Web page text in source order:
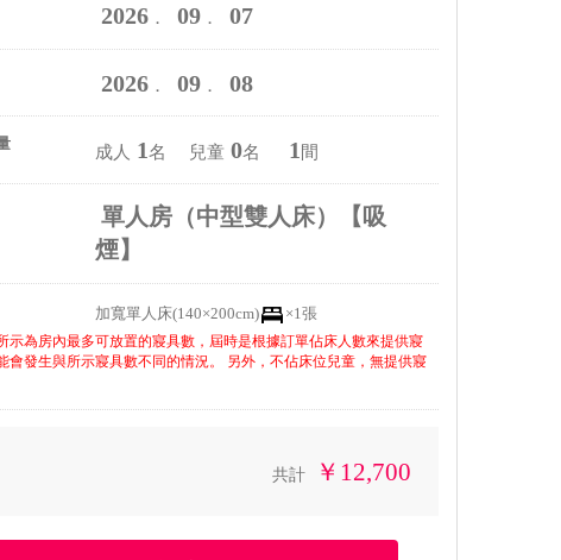
2026． 09． 07
2026． 09． 08
成人 1名 兒童 0名 1 間
單人房（中型雙人床）【吸
煙】
加寬單人床(140×200cm) ×1張
示為房內最多可放置的寢具數，屆時是根據訂單佔床人數來提供寢
會發生與所示寢具數不同的情況。 另外，不佔床位兒童，無提供寢
共計 ￥12,700